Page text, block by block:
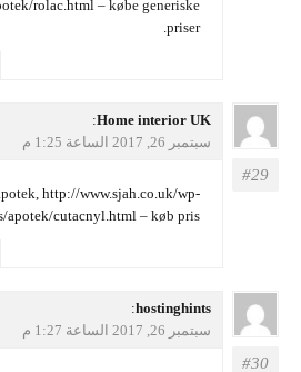
apotek/rolac.html– købe generiske
قم
يقول
Home interior UK
:
سبتمبر 26, 2017 الساعة 1:25 م
priser apotek,http://www.sjah.co.uk/wp-
apotek/cutacnyl.html– køb pris.
قم
يقول
hostinghints
:
سبتمبر 26, 2017 الساعة 1:27 م